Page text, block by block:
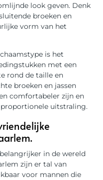
look geven. Denk
broeken en
vorm van het
is het
met een
rond de taille en
broeken en jassen
comfortabeler zijn en
uitstraling.
in de wereld
zijn er tal van
voor mannen die